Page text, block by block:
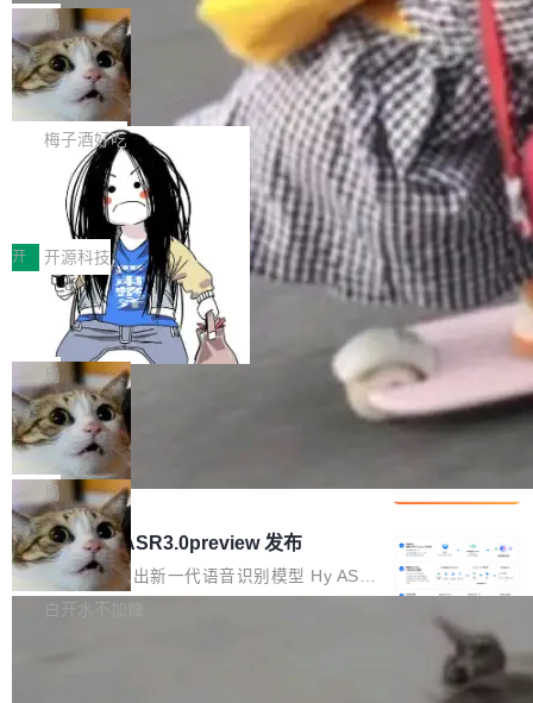
可控性和代码质量提出了更高要求。 首先是数据
安全与合规要求。对于大多数普通研发场景，公
有云模型能够满足快速试用和效率提升的需求。
但对于金融、能源、医疗等对数据安全要求较...
各业的Agent走向规模化建设，算力构成形态逐
渐丰富，用户关注的重点也在发生变化：不只是
让AI用起来，还要进一步看清混合算力时代下，
Token花在哪里、算力是否被充分利用，以及持
续增长的AI成本该如何优化。 深信服AI算力网关
正是围绕这些实际问题，从Token治理和成本治
理两个方面，让用户的每一份算力都看得清、管
得住、用得稳、省得下、更安全！ 一、从现在开
始，Token使用一目...
Bigtable 作者之一。TensorFlow 的作者之一。
Gemini 的架构师。Google 首席科学家。 Jeff D
ean 在 Google 工作了 27 年后，宣布离职。 他
不是一个人走。一同离开的还有 Sanjay Ghema
wat（Google 员工编号 23，Jeff Dean 二十多
年的编程搭档，MapReduce 和 Bigtable 的共同
作者）、Quoc Le（Google 大脑核心成员，Se
q2Seq 和 DocAI 的共同发明人）以及 Oriol Vin
yals（Gemini 联合负责人，AlphaSta...
局
🔥 SolonCode v2026.8.4 发布：界面
字体可调、22 种语言、记忆搜索增强
打开终端就能上岗的全中文编码智能体，这一轮
把「看得清、用母语、记得住」三件事一次补
齐。 SolonCode 是什么 SolonCode 是杭州无
耳科技研发的企业级终端编码智能体——一位全
中文驱动的数字员工，自主理解需求、规划步
骤、编写代码。不挑模型、不挑平台，curl 一行
装完即用。 开源地址：Gitee · GitCode · GitHu
b 安装 支持 Java 8+（8~26）、macOS / Linu
x / Windows / Harmony PC。 # macOS / Linu
x / Harmony PC curl -fsSL https://solon.noea
r.org/solon...
梅子酒好吃
让“代码语义理解”深度释放AI Coding
价值潜能：华为云码道（CodeArts）
代码仓技术解析
一、代码仓深度理解技术的作用与价值 在软件工
程实践中，代码仓是企业核心知识资产的主要载
体。企业级代码仓库通常包含数十万乃至数百万
个文件，其规模远超单次模型调用可承载的上下
文窗口。随着项目规模的持续扩张与代码历史的
不断累积，代码仓中的模块关系、接口契约、业
务逻辑等关键信息往往分散于数十乃至数百个文
件之中，形成高度复杂的知识关联网络。传统的
代码检索手段（如关键词匹配、目录遍历）仅能
在语法层面完成文本定位，难以触及代码的语义
内涵与结构关联，导致开发者使用代码智能体在
理解大规模代码仓时面临显著"代码仓理解"瓶
颈。 代码仓深度理解服务（以下简称" CodeBas
e深度理解服务"）是华为云码道（CodeA...
开 开源科技
一条“删库”命令跑 17 小时，算法工程
师删光 89TB 数据只为干私活
最高人民检察院8月4日公布了一起案件：北京一
名90后算法工程师王某，为了给自己接的私活腾
服务器空间，删光了公司AI游戏部门的全部核心
数据。 王某2024年1月入职东城区某科技公司AI
短剧部门，有互联网大厂背景。在公司内部架构
调整期间，部门三次通知全员将数据从A集群迁
移到B集群，王某都回复了"收到"。 他没有迁移
数据。2024年9月3日下午4点，他使用此前登录
的账号密码进入A集群，输入了一条被程序员圈
称为"删库跑路"的命令——最高管理员权限、无
局
Cloudflare 分享推理优化实践：KV ca
che 量化 + 权重压缩，吞吐量提升 4
1%，成本降 30%
Kimi 和 GLM 是当前最强的大模型系列之一，但
它们有一个共同的问题：太吃显存了。月之暗面
的 Kimi K 系列和智谱的 GLM 都是长上下文、M
oE 架构的大模型，好用到让人上瘾，但 GPU 显
存永远不够用。 Cloudflare 的 Workers AI 团队
一直在跑这些模型的推理。他们在官方博客上发
局
腾讯混元 Hy ASR3.0preview 发布
腾讯混元正式推出新一代语音识别模型 Hy ASR
3.0preview。基于最新一代大语言模型 Hy3 的
白开水不加糖